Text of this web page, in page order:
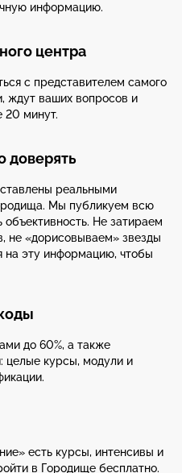
информацию.
центра
с представителем самого
ждут ваших вопросов и
20 минут.
доверять
реальными
Мы публикуем всю
Не затираем
не «дорисовываем» звезды
на эту информацию, чтобы
до 60%, а также
целые курсы, модули и
есть курсы, интенсивы и
в Городище бесплатно.